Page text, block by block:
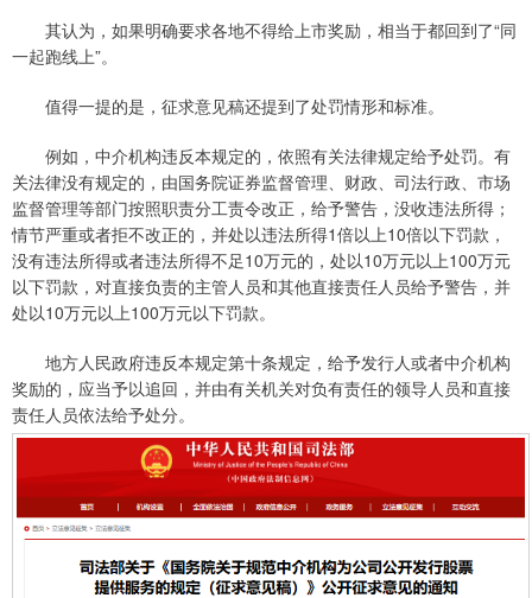
其认为，如果明确要求各地不得给上市奖励，相当于都回到了“同
一起跑线上”。
值得一提的是，征求意见稿还提到了处罚情形和标准。
例如，中介机构违反本规定的，依照有关法律规定给予处罚。有
关法律没有规定的，由国务院证券监督管理、财政、司法行政、市场
监督管理等部门按照职责分工责令改正，给予警告，没收违法所得；
情节严重或者拒不改正的，并处以违法所得1倍以上10倍以下罚款，
没有违法所得或者违法所得不足10万元的，处以10万元以上100万元
以下罚款，对直接负责的主管人员和其他直接责任人员给予警告，并
处以10万元以上100万元以下罚款。
地方人民政府违反本规定第十条规定，给予发行人或者中介机构
奖励的，应当予以追回，并由有关机关对负有责任的领导人员和直接
责任人员依法给予处分。